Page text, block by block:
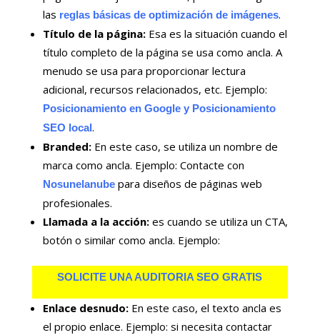
las reglas básicas de optimización de imágenes.
Título de la página:Esa es la situación cuando el
título completo de la página se usa como ancla. A
menudo se usa para proporcionar lectura
adicional, recursos relacionados, etc. Ejemplo:
Posicionamiento en Google y Posicionamiento
SEO local.
Branded:En este caso, se utiliza un nombre de
marca como ancla. Ejemplo: Contacte con
Nosunelanube para diseños de páginas web
profesionales.
Llamada a la acción:es cuando se utiliza un CTA,
botón o similar como ancla. Ejemplo:
SOLICITE UNA AUDITORIA SEO GRATIS
Enlace desnudo:En este caso, el texto ancla es
el propio enlace. Ejemplo: si necesita contactar